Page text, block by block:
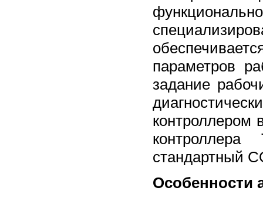
параметров
задание
контроллером
контроллера
стандартный
Особенности